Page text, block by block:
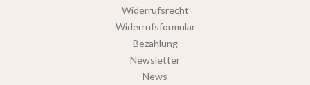
Widerrufsrecht
Widerrufsformular
Bezahlung
Newsletter
News